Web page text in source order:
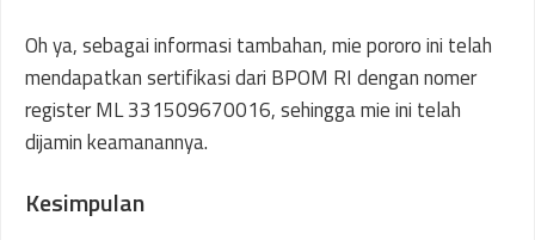
Oh ya, sebagai informasi tambahan, mie pororo ini telah
mendapatkan sertifikasi dari BPOM RI dengan nomer
register ML 331509670016, sehingga mie ini telah
dijamin keamanannya.
Kesimpulan